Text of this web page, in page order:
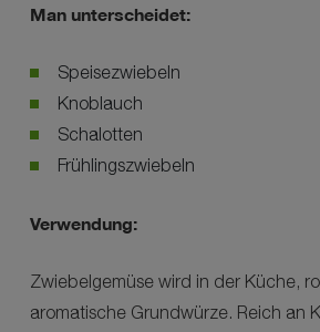
Man unterscheidet:
Speisezwiebeln
Knoblauch
Schalotten
Frühlingszwiebeln
Verwendung:
Zwiebelgemüse wird in der Küche,
aromatische Grundwürze. Reich an